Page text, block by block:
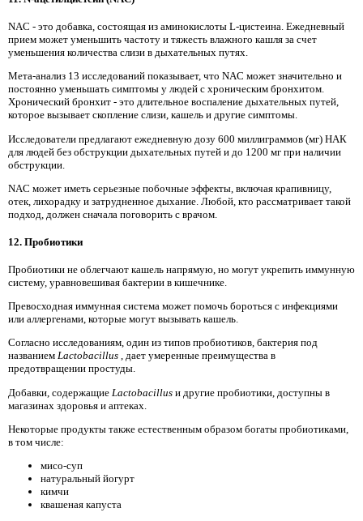
NAC - это добавка, состоящая из аминокислоты L-цистеина. Ежедневный
прием может уменьшить частоту и тяжесть влажного кашля за счет
уменьшения количества слизи в дыхательных путях.
Мета-анализ 13 исследований показывает, что NAC может значительно и
постоянно уменьшать симптомы у людей с хроническим бронхитом.
Хронический бронхит - это длительное воспаление дыхательных путей,
которое вызывает скопление слизи, кашель и другие симптомы.
Исследователи предлагают ежедневную дозу 600 миллиграммов (мг) НАК
для людей без обструкции дыхательных путей и до 1200 мг при наличии
обструкции.
NAC может иметь серьезные побочные эффекты, включая крапивницу,
отек, лихорадку и затрудненное дыхание. Любой, кто рассматривает такой
подход, должен сначала поговорить с врачом.
12. Пробиотики
Пробиотики не облегчают кашель напрямую, но могут укрепить иммунную
систему, уравновешивая бактерии в кишечнике.
Превосходная иммунная система может помочь бороться с инфекциями
или аллергенами, которые могут вызывать кашель.
Согласно исследованиям, один из типов пробиотиков, бактерия под
названием Lactobacillus , дает умеренные преимущества в
предотвращении простуды.
Добавки, содержащие Lactobacillus и другие пробиотики, доступны в
магазинах здоровья и аптеках.
Некоторые продукты также естественным образом богаты пробиотиками,
в том числе:
мисо-суп
натуральный йогурт
кимчи
квашеная капуста